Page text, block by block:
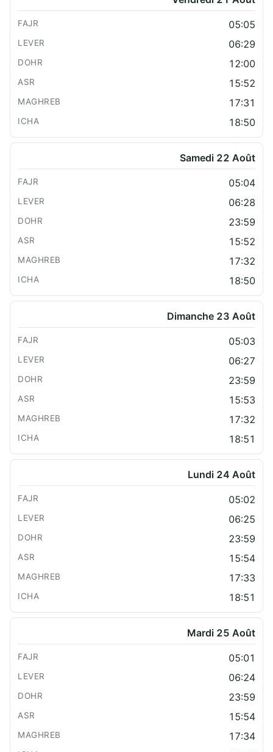
05:05
06:29
12:00
15:52
17:31
18:50
Samedi 22 Août
05:04
06:28
23:59
15:52
17:32
18:50
Dimanche 23 Août
05:03
06:27
23:59
15:53
17:32
18:51
Lundi 24 Août
05:02
06:25
23:59
15:54
17:33
18:51
Mardi 25 Août
05:01
06:24
23:59
15:54
17:34